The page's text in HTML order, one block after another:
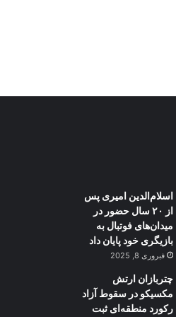
اسلام‌الدین امیری پس
از ۲۰ سال حضور در
میدان‌های فوتبال به
بازیگری خود پایان داد
فبروری 8, 2025
چتربازان ارتش
مکسیکو در سقوط آزاد
رکورد منطقه‌ای ثبت